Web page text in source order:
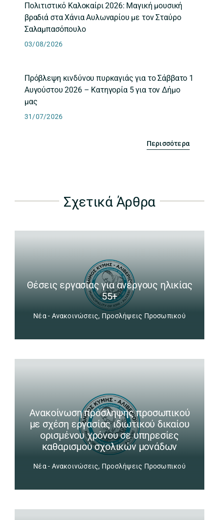
Πολιτιστικό Καλοκαίρι 2026: Μαγική μουσική
βραδιά στα Χάνια Αυλωναρίου με τον Σταύρο
Σαλαμπασόπουλο
03/08/2026
Πρόβλεψη κινδύνου πυρκαγιάς για το Σάββατο 1
Αυγούστου 2026 – Κατηγορία 5 για τον Δήμο
μας
31/07/2026
Περισσότερα
Σχετικά Άρθρα
Θέσεις εργασίας για ανέργους ηλικίας
55+
Νέα - Ανακοινώσεις, Προσλήψεις Προσωπικού
Ανακοίνωση πρόσληψης προσωπικού
με σχέση εργασίας ιδιωτικού δικαίου
ορισμένου χρόνου σε υπηρεσίες
καθαρισμού σχολικών μονάδων
Νέα - Ανακοινώσεις, Προσλήψεις Προσωπικού